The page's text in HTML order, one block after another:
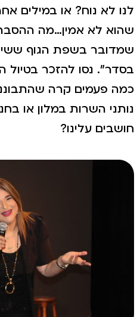
לנו לא נוח? או במילים
שהוא לא אמין…מה
שמדובר בשפת הגוף
בסדר". נסו להזכר בטיול
כמה פעמים קרה
נותני השרות במלון או
חושבים עלינו?